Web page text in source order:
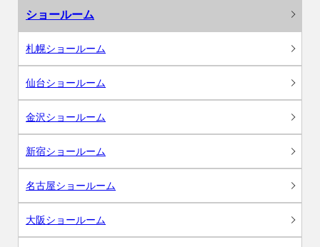
ショールーム
札幌ショールーム
仙台ショールーム
金沢ショールーム
新宿ショールーム
名古屋ショールーム
大阪ショールーム